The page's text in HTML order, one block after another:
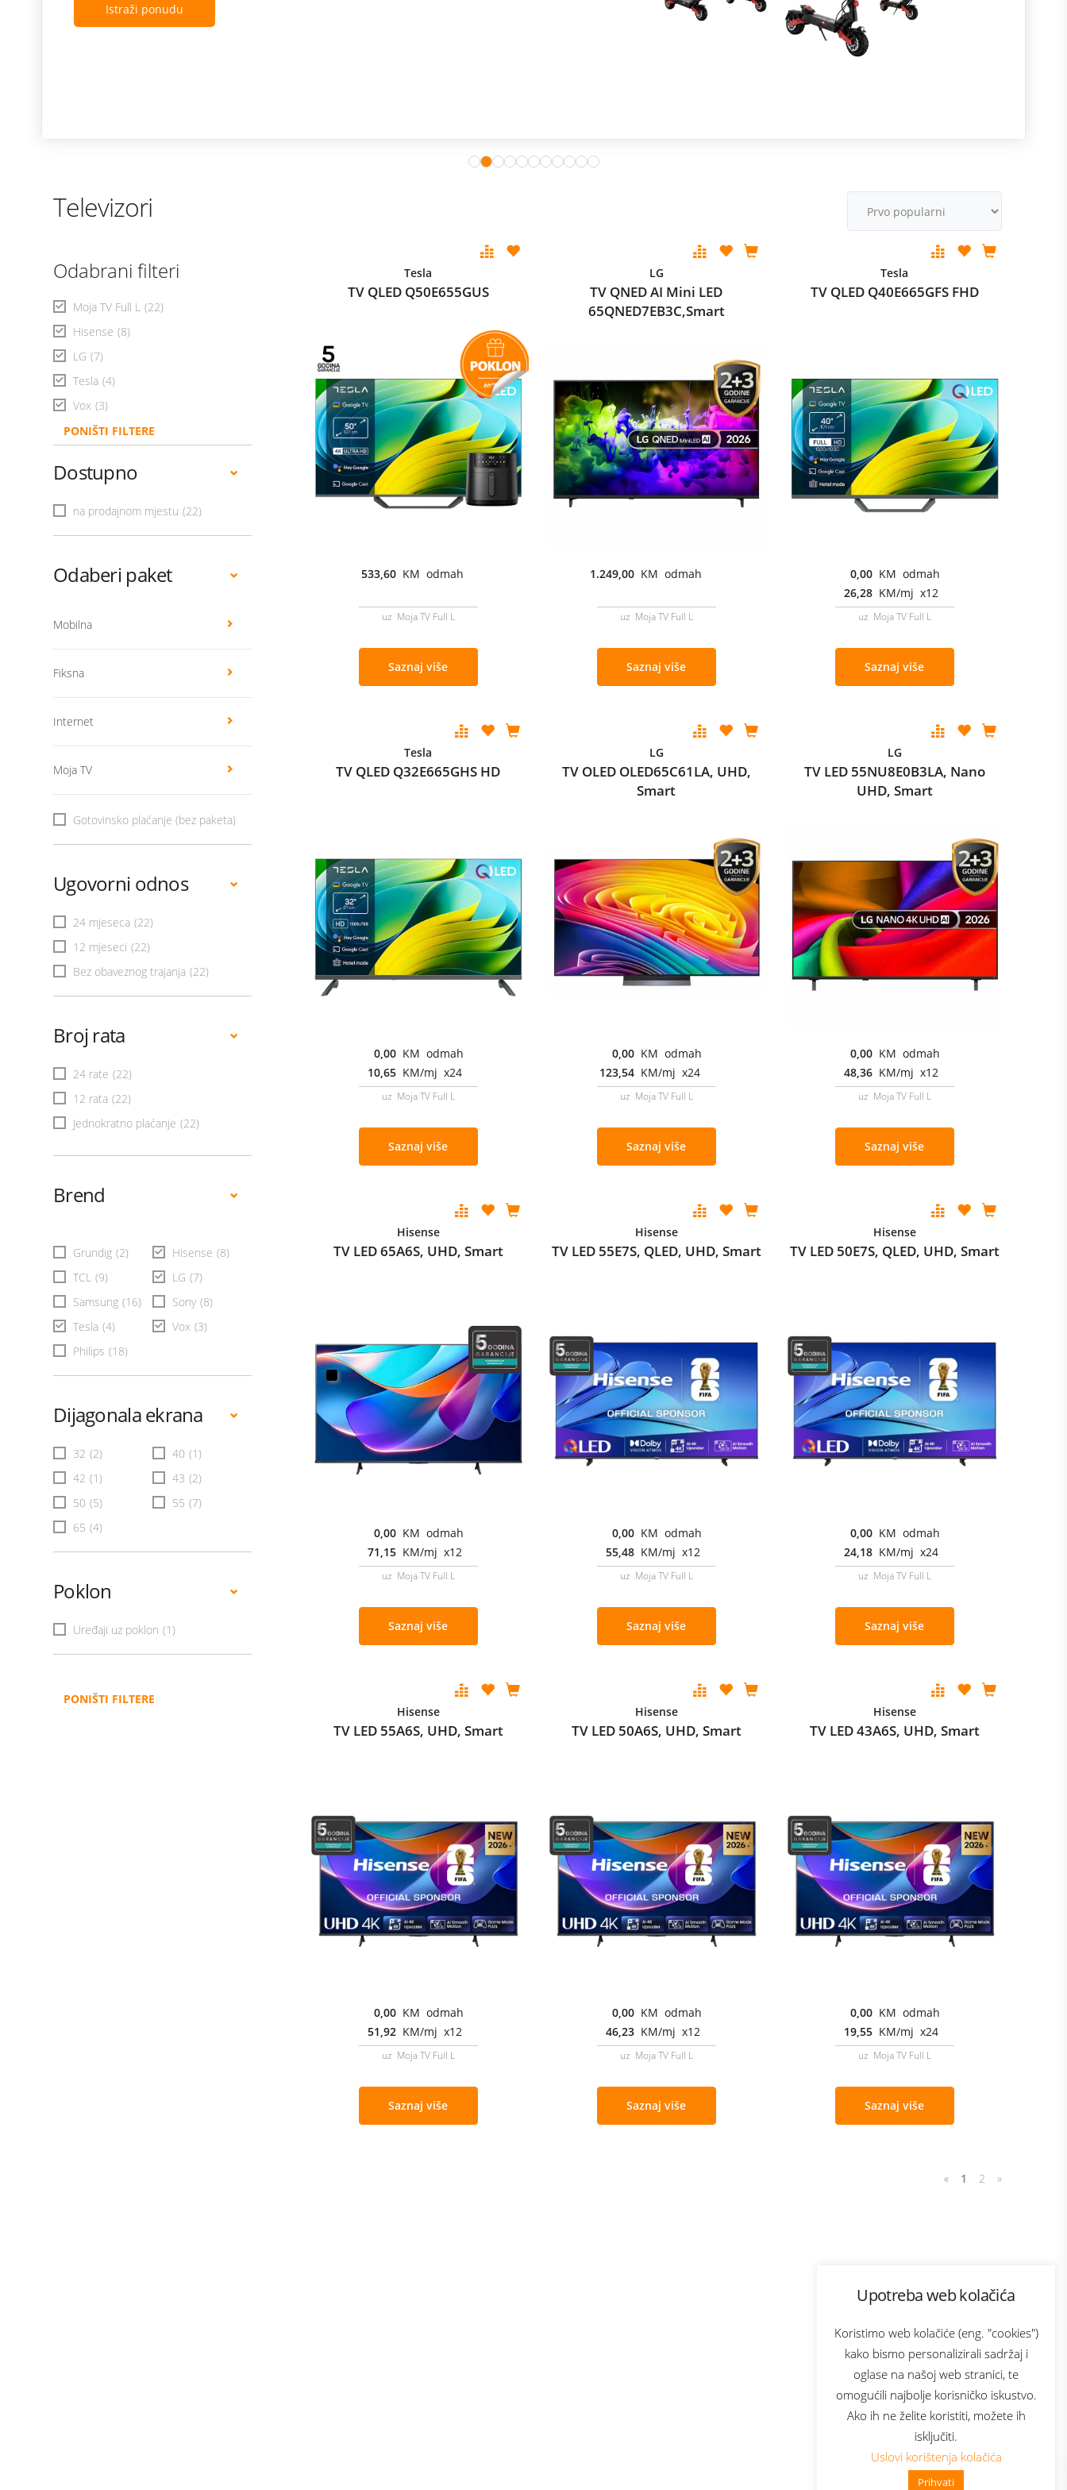
Upotreba web kolačića
Koristimo web kolačiće (eng. "cookies")
kako bismo personalizirali sadržaj i
oglase na našoj web stranici, te
omogućili najbolje korisničko iskustvo.
Ako ih ne želite koristiti, možete ih
isključiti.
Uslovi korištenja kolačića
Prihvati
👋 Zdravo, kako mogu pomoći?
Istraži ponudu
Televizori
Odabrani filteri
Moja TV Full L (22)
Hisense (8)
LG (7)
Tesla (4)
Vox (3)
PONIŠTI FILTERE
Dostupno
na prodajnom mjestu (22)
Odaberi paket
Mobilna
Fiksna
Internet
Moja TV
Gotovinsko plaćanje (bez paketa)
Ugovorni odnos
24 mjeseca (22)
12 mjeseci (22)
Bez obaveznog trajanja (22)
Broj rata
24 rate (22)
12 rata (22)
Jednokratno plaćanje (22)
Brend
Grundig (2) Hisense (8)
TCL (9) LG (7)
Samsung (16) Sony (8)
Tesla (4) Vox (3)
Philips (18)
Dijagonala ekrana
32 (2) 40 (1)
42 (1) 43 (2)
50 (5) 55 (7)
65 (4)
Poklon
Uređaji uz poklon (1)
PONIŠTI FILTERE
Tesla
TV QLED Q50E655GUS
533,60 KM odmah
uz Moja TV Full L
Saznaj više
LG
TV QNED AI Mini LED
65QNED7EB3C,Smart
1.249,00 KM odmah
uz Moja TV Full L
Saznaj više
Tesla
TV QLED Q40E665GFS FHD
0,00 KM odmah
26,28 KM/mj x12
uz Moja TV Full L
Saznaj više
Tesla
TV QLED Q32E665GHS HD
0,00 KM odmah
10,65 KM/mj x24
uz Moja TV Full L
Saznaj više
LG
TV OLED OLED65C61LA, UHD,
Smart
0,00 KM odmah
123,54 KM/mj x24
uz Moja TV Full L
Saznaj više
LG
TV LED 55NU8E0B3LA, Nano
UHD, Smart
0,00 KM odmah
48,36 KM/mj x12
uz Moja TV Full L
Saznaj više
Hisense
TV LED 65A6S, UHD, Smart
0,00 KM odmah
71,15 KM/mj x12
uz Moja TV Full L
Saznaj više
Hisense
TV LED 55E7S, QLED, UHD, Smart
0,00 KM odmah
55,48 KM/mj x12
uz Moja TV Full L
Saznaj više
Hisense
TV LED 50E7S, QLED, UHD, Smart
0,00 KM odmah
24,18 KM/mj x24
uz Moja TV Full L
Saznaj više
Hisense
TV LED 55A6S, UHD, Smart
0,00 KM odmah
51,92 KM/mj x12
uz Moja TV Full L
Saznaj više
Hisense
TV LED 50A6S, UHD, Smart
0,00 KM odmah
46,23 KM/mj x12
uz Moja TV Full L
Saznaj više
Hisense
TV LED 43A6S, UHD, Smart
0,00 KM odmah
19,55 KM/mj x24
uz Moja TV Full L
Saznaj više
« 1 2 »
Bonus plus
Prijava za newsletter